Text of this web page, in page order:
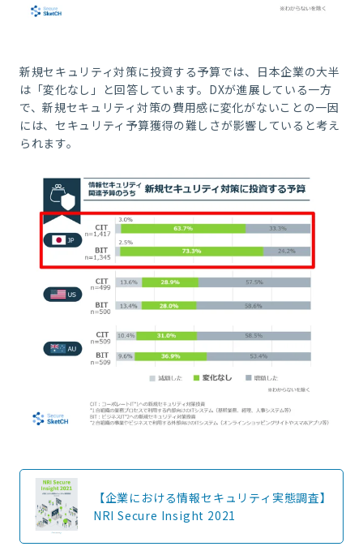
新規セキュリティ対策に投資する予算では、日本企業の大半
は「変化なし」と回答しています。DXが進展している一方
で、新規セキュリティ対策の費用感に変化がないことの一因
には、セキュリティ予算獲得の難しさが影響していると考え
られます。
【企業における情報セキュリティ実態調査】
NRI Secure Insight 2021